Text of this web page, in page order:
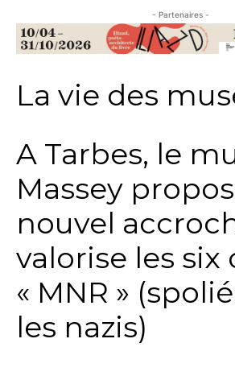
- Partenaires -
La vie des
A Tarbes, le
Massey
nouvel
valorise les
« MNR »
les nazis)